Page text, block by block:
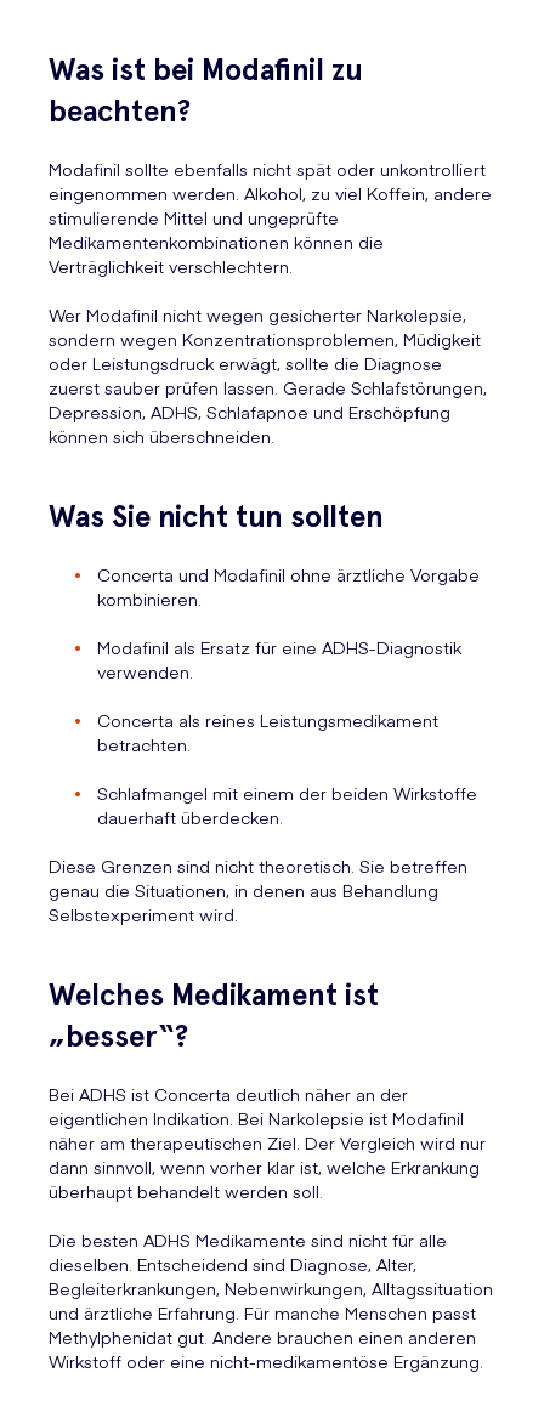
Was ist bei Modafinil zu
beachten?
Modafinil sollte ebenfalls nicht spät oder unkontrolliert
eingenommen werden. Alkohol, zu viel Koffein, andere
stimulierende Mittel und ungeprüfte
Medikamentenkombinationen können die
Verträglichkeit verschlechtern.
Wer Modafinil nicht wegen gesicherter Narkolepsie,
sondern wegen Konzentrationsproblemen, Müdigkeit
oder Leistungsdruck erwägt, sollte die Diagnose
zuerst sauber prüfen lassen. Gerade Schlafstörungen,
Depression, ADHS, Schlafapnoe und Erschöpfung
können sich überschneiden.
Was Sie nicht tun sollten
Concerta und Modafinil ohne ärztliche Vorgabe
kombinieren.
Modafinil als Ersatz für eine ADHS-Diagnostik
verwenden.
Concerta als reines Leistungsmedikament
betrachten.
Schlafmangel mit einem der beiden Wirkstoffe
dauerhaft überdecken.
Diese Grenzen sind nicht theoretisch. Sie betreffen
genau die Situationen, in denen aus Behandlung
Selbstexperiment wird.
Welches Medikament ist
„besser“?
Bei ADHS ist Concerta deutlich näher an der
eigentlichen Indikation. Bei Narkolepsie ist Modafinil
näher am therapeutischen Ziel. Der Vergleich wird nur
dann sinnvoll, wenn vorher klar ist, welche Erkrankung
überhaupt behandelt werden soll.
Die besten ADHS Medikamente sind nicht für alle
dieselben. Entscheidend sind Diagnose, Alter,
Begleiterkrankungen, Nebenwirkungen, Alltagssituation
und ärztliche Erfahrung. Für manche Menschen passt
Methylphenidat gut. Andere brauchen einen anderen
Wirkstoff oder eine nicht-medikamentöse Ergänzung.